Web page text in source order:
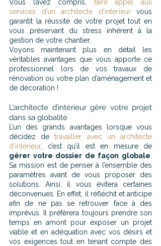
Vous l’avez compris, faire appel aux
services d’un architecte d’intérieur vous
garantit la réussite de votre projet tout en
vous préservant du stress inhérent à la
gestion de votre chantier.
Voyons maintenant plus en détail les
véritables avantages que vous apporte ce
professionnel lors de vos travaux de
rénovation ou votre plan d’aménagement et
de décoration !
L’architecte d’intérieur gère votre projet
dans sa globalité
L’un des grands avantages lorsque vous
décidez de travailler avec un architecte
d’intérieur
gérer votre dossier de façon globale
Sa mission est de penser à l’ensemble des
paramètres avant de vous proposer des
solutions. Ainsi, il vous évitera certaines
déconvenues. En effet, il réfléchit et anticipe
afin de ne pas se retrouver face à des
imprévus. Il préfèrera toujours prendre son
temps en amont pour exposer un projet
viable et en adéquation avec vos désirs et
vos exigences tout en tenant compte des